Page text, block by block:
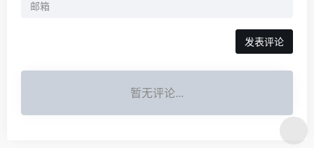
发表评论
暂无评论...